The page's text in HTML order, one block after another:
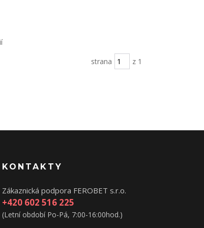
strana z 1
KONTAKTY
Zákaznická podpora FEROBET s.r.o.
+420 602 516 225
(Letní období Po-Pá, 7:00-16:00hod.)